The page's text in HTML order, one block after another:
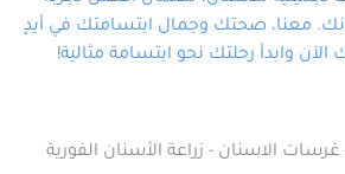
معنا، صحتك وجمال ابتسامتك في أيدٍ
الآن وابدأ رحلتك نحو ابتسامة مثالية!
غرسات الاسنان - زراعة الأسنان الفورية